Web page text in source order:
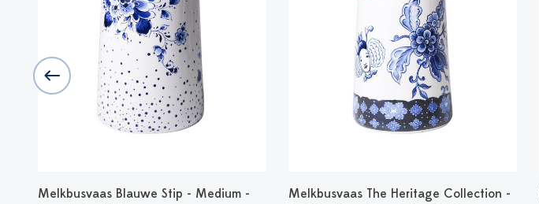
Melkbusvaas Blauwe Stip - Medium -
Melkbusvaas The Heritage Collection -